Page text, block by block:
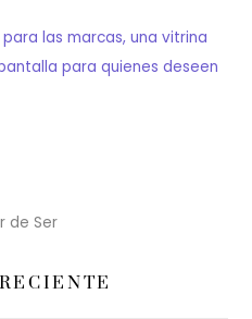
las marcas, una vitrina
para quienes deseen
de Ser